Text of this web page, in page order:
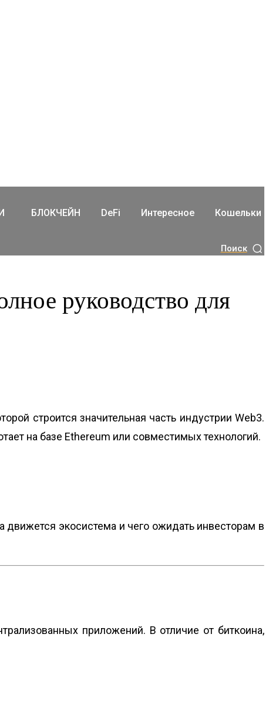
БЛОКЧЕЙН DeFi Интересное Кошельки
Поиск
руководство для
строится значительная часть индустрии Web3.
на базе Ethereum или совместимых технологий.
движется экосистема и чего ожидать инвесторам в
приложений. В отличие от биткоина,